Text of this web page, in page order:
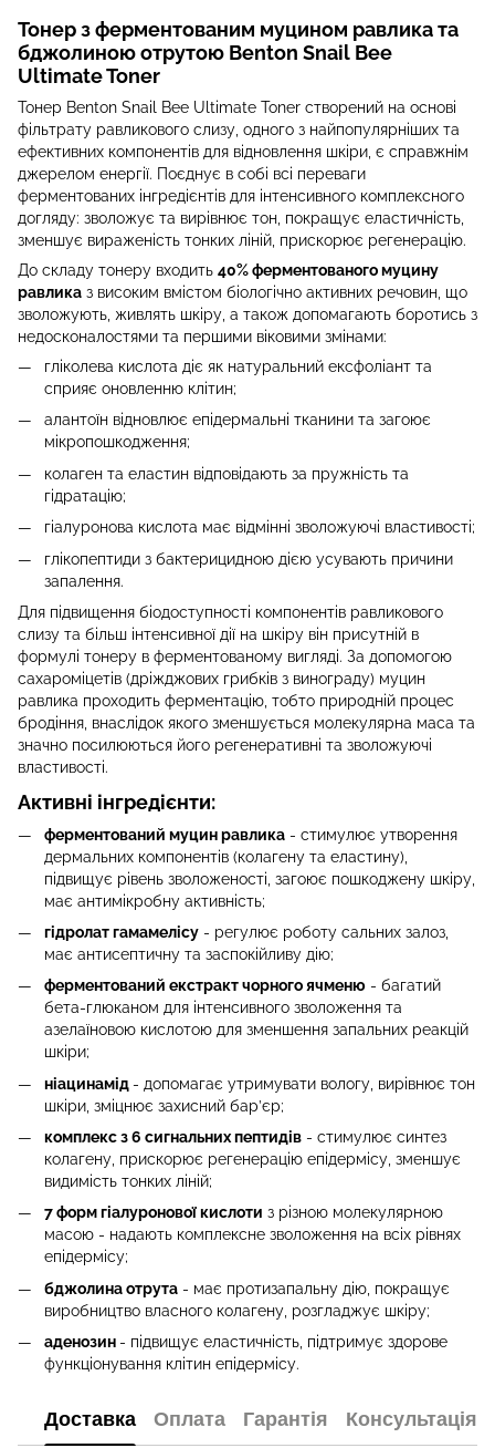
Тонер з ферментованим муцином равлика та
бджолиною отрутою Benton Snail Bee
Ultimate Toner
Тонер Benton Snail Bee Ultimate Toner створений на основі
фільтрату равликового слизу, одного з найпопулярніших та
ефективних компонентів для відновлення шкіри, є справжнім
джерелом енергії. Поєднує в собі всі переваги
ферментованих інгредієнтів для інтенсивного комплексного
догляду: зволожує та вирівнює тон, покращує еластичність,
зменшує вираженість тонких ліній, прискорює регенерацію.
До складу тонеру входить 40% ферментованого муцину
равлика з високим вмістом біологічно активних речовин, що
зволожують, живлять шкіру, а також допомагають боротись з
недосконалостями та першими віковими змінами:
гліколева кислота діє як натуральний ексфоліант та
сприяє оновленню клітин;
алантоїн відновлює епідермальні тканини та загоює
мікропошкодження;
колаген та еластин відповідають за пружність та
гідратацію;
гіалуронова кислота має відмінні зволожуючі властивості;
глікопептиди з бактерицидною дією усувають причини
запалення.
Для підвищення біодоступності компонентів равликового
слизу та більш інтенсивної дії на шкіру він присутній в
формулі тонеру в ферментованому вигляді. За допомогою
сахароміцетів (дріжджових грибків з винограду) муцин
равлика проходить ферментацію, тобто природній процес
бродіння, внаслідок якого зменшується молекулярна маса та
значно посилюються його регенеративні та зволожуючі
властивості.
Активні інгредієнти:
ферментований муцин равлика - стимулює утворення
дермальних компонентів (колагену та еластину),
підвищує рівень зволоженості, загоює пошкоджену шкіру,
має антимікробну активність;
гідролат гамамелісу - регулює роботу сальних залоз,
має антисептичну та заспокійливу дію;
ферментований екстракт чорного ячменю - багатий
бета-глюканом для інтенсивного зволоження та
азелаїновою кислотою для зменшення запальних реакцій
шкіри;
ніацинамід - допомагає утримувати вологу, вирівнює тон
шкіри, зміцнює захисний бар’єр;
комплекс з 6 сигнальних пептидів - стимулює синтез
колагену, прискорює регенерацію епідермісу, зменшує
видимість тонких ліній;
7 форм гіалуронової кислоти з різною молекулярною
масою - надають комплексне зволоження на всіх рівнях
епідермісу;
бджолина отрута - має протизапальну дію, покращує
виробництво власного колагену, розгладжує шкіру;
аденозин - підвищує еластичність, підтримує здорове
функціонування клітин епідермісу.
Доставка Оплата Гарантія Консультація